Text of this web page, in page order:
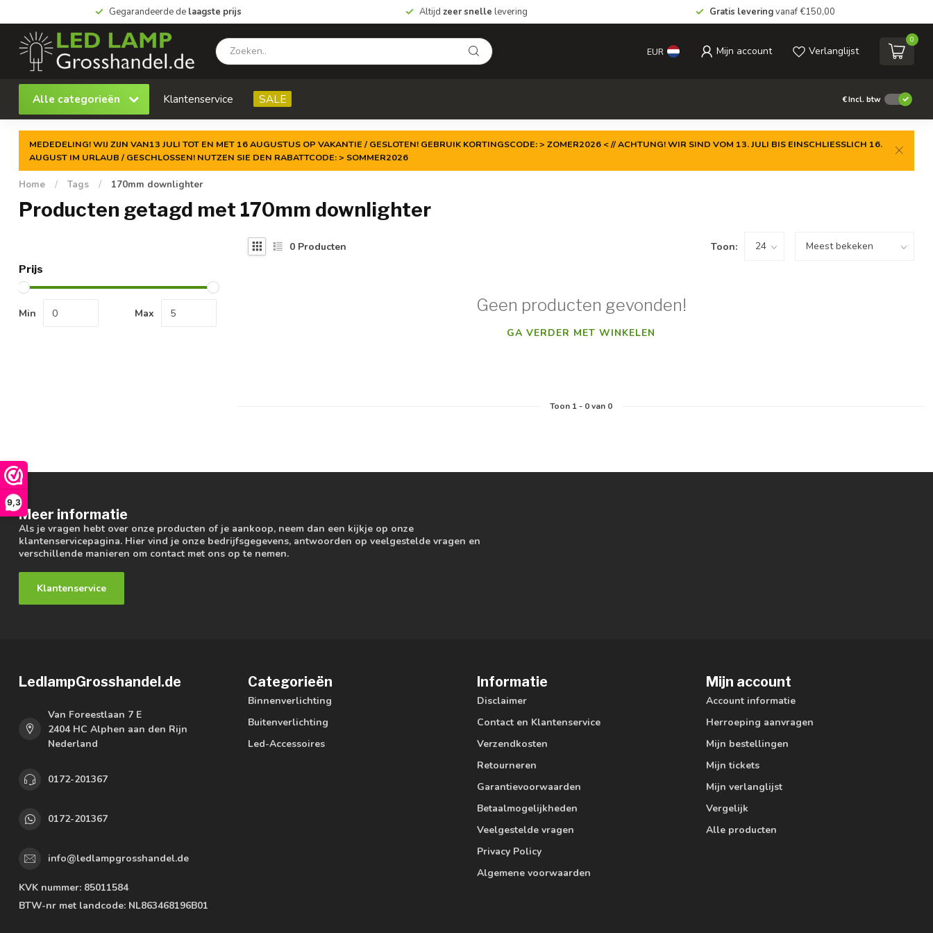
9,3
Gegarandeerde de laagste prijs Altijd zeer snelle levering Gratis leveringvanaf €150,00
EUR Mijn account Verlanglijst
0
Alle categorieën Klantenservice SALE €Incl. btw
MEDEDELING! WIJ ZIJN VAN13 JULI TOT EN MET 16 AUGUSTUS OP VAKANTIE / GESLOTEN! GEBRUIK KORTINGSCODE: > ZOMER2026 < // ACHTUNG! WIR SIND VOM 13. JULI BIS EINSCHLIESSLICH 16.
AUGUST IM URLAUB / GESCHLOSSEN! NUTZEN SIE DEN RABATTCODE: > SOMMER2026
Home / Tags / 170mm downlighter
Producten getagd met 170mm downlighter
Prijs
Min Max
0 Producten Toon:
Geen producten gevonden!
GA VERDER MET WINKELEN
Toon 1- 0van 0
Meer informatie
Als je vragen hebt over onze producten of je aankoop, neem dan een kijkje op onze
klantenservicepagina. Hier vind je onze bedrijfsgegevens, antwoorden op veelgestelde vragen en
verschillende manieren om contact met ons op te nemen.
Klantenservice
LedlampGrosshandel.de
Van Foreestlaan 7 E
2404 HC Alphen aan den Rijn
Nederland
0172-201367
0172-201367
info@ledlampgrosshandel.de
KVK nummer: 85011584
BTW-nr met landcode: NL863468196B01
Categorieën
Binnenverlichting
Buitenverlichting
Led-Accessoires
Informatie
Disclaimer
Contact en Klantenservice
Verzendkosten
Retourneren
Garantievoorwaarden
Betaalmogelijkheden
Veelgestelde vragen
Privacy Policy
Algemene voorwaarden
Mijn account
Account informatie
Herroeping aanvragen
Mijn bestellingen
Mijn tickets
Mijn verlanglijst
Vergelijk
Alle producten